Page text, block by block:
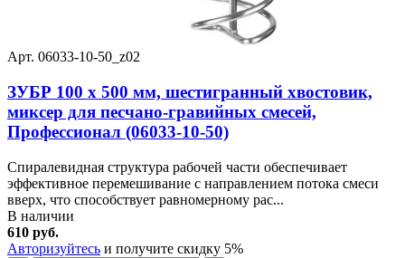
Арт. 06033-10-50_z02
ЗУБР 100 х 500 мм, шестигранный хвостовик,
миксер для песчано-гравийных смесей,
Профессионал (06033-10-50)
Спиралевидная структура рабочей части обеспечивает
эффективное перемешивание с направлением потока смеси
вверх, что способствует равномерному рас...
В наличии
610 руб.
Авторизуйтесь и получите скидку 5%